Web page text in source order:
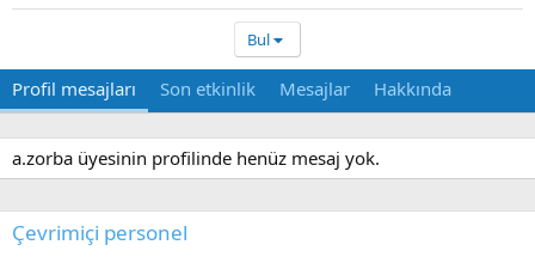
Bul
Profil mesajları Son etkinlik Mesajlar Hakkında
a.zorba üyesinin profilinde henüz mesaj yok.
Çevrimiçi personel